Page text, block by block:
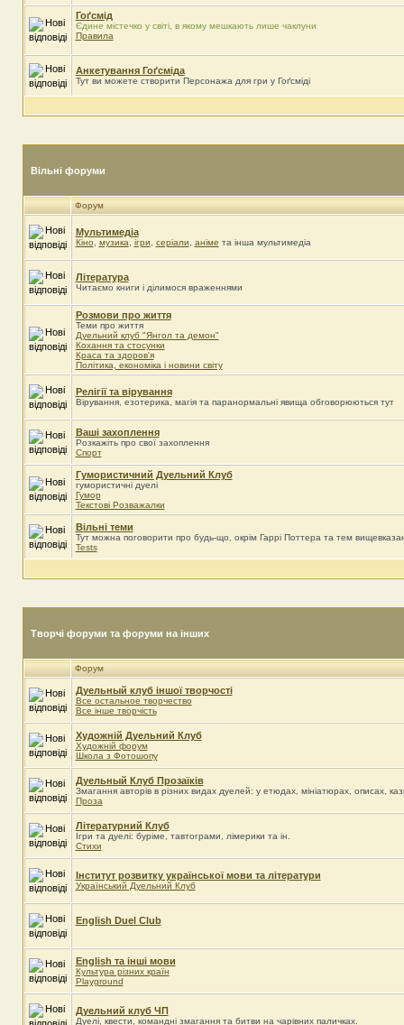
Гоґсмід
Єдине містечко у світі, в якому мешкають лише чаклуни
Правила
Анкетування Гоґсміда
Тут ви можете створити Персонажа для гри у Гоґсміді
Вільні форуми
Форум
Мультимедіа
Кіно музика ігри серіали аніме та інша мультимедіа
Література
Читаємо книги і ділимося враженнями
Розмови про життя
Теми про життя
Дуельний клуб "Янгол та демон"
Кохання та стосунки
Краса та здоров'я
Політика, економіка і новини світу
Релігії та вірування
Вірування, езотерика, магія та паранормальні явища обговорюються тут
Ваші захоплення
Розкажіть про свої захоплення
Спорт
Гумористичний Дуельний Клуб
гумористичні дуелі
Гумор
Текстові Розважалки
Вільні теми
Тут можна поговорити про будь-що, окрім Гаррі Поттера та тем
Tests
Творчі форуми та форуми на інших
Форум
Дуельный клуб iншої творчості
Все остальное творчество
Все інше творчість
Художній Дуельний Клуб
Художній форум
Школа з Фотошопу
Дуельный Клуб Прозаїків
Змагання авторів в різних видах дуелей: у етюдах, мініатюрах, описах,
Проза
Літературний Клуб
Ігри та дуелі: буріме, тавтограми, лімерики та ін.
Стихи
Інститут розвитку української мови та літератури
Український Дуельний Клуб
English Duel Club
English та інші мови
Культура різних країн
Playground
Дуельний клуб ЧП
Дуелі, квести, командні змагання та битви на чарівних паличках.